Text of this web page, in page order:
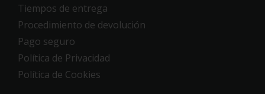
Tiempos de entrega
Procedimiento de devolución
Pago seguro
Política de Privacidad
Política de Cookies